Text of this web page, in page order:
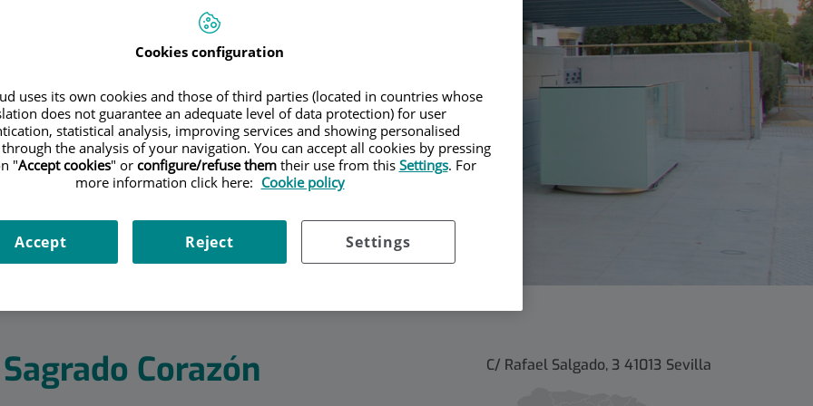
Corazón C/ Rafael Salgado, 3 41013 Sevilla
Cookies configuration
uses its own cookies and those of third parties (located in countries whose
does not guarantee an adequate level of data protection) for user
statistical analysis, improving services and showing personalised
the analysis of your navigation. You can accept all cookies by pressing
"Accept cookies" or configure/refuse themtheir use from this Settings. For
more information click here: Cookie policy
Settings
Reject
Accept